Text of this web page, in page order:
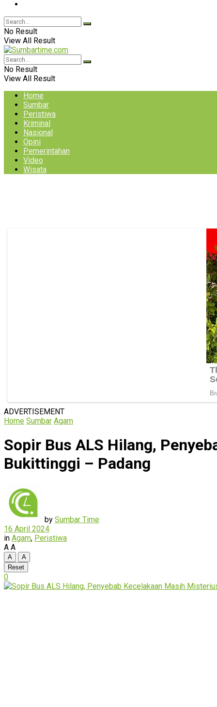
No Result
View All Result
No Result
View All Result
Home
Sumbar
Peristiwa
Kriminal
Nasional
Opini
Pemerintahan
Video
Wisata
ADVERTISEMENT
Home Sumbar Agam
Sopir Bus ALS Hilang,
Bukittinggi – Padang
by Sumbar Time
16 April 2024
in Agam, Peristiwa
A A
A
A
Reset
0